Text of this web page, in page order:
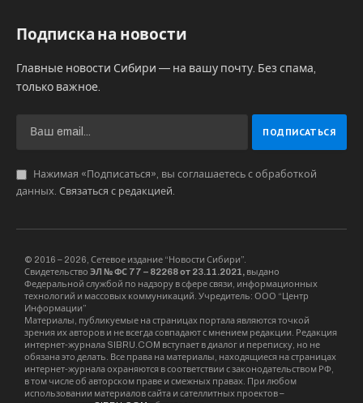
Подписка на новости
Главные новости Сибири — на вашу почту. Без спама,
только важное.
Нажимая «Подписаться», вы соглашаетесь с обработкой
данных. Связаться с редакцией
© 2016 – 2026, Сетевое издание “Новости Сибири”.
Свидетельство ЭЛ № ФС 77 – 82268 от 23.11.2021, выдано
Федеральной службой по надзору в сфере связи, информационных
технологий и массовых коммуникаций. Учредитель: ООО “Центр
Информации”
Материалы, публикуемые на страницах портала являются точкой
зрения их авторов и не всегда совпадают с мнением редакции. Редакция
интернет-журнала SIBRU.COM вступает в диалог и переписку, но не
обязана это делать. Все права на материалы, находящиеся на страницах
интернет-журнала охраняются в соответствии с законодательством РФ,
в том числе об авторском праве и смежных правах. При любом
использовании материалов сайта и сателлитных проектов –